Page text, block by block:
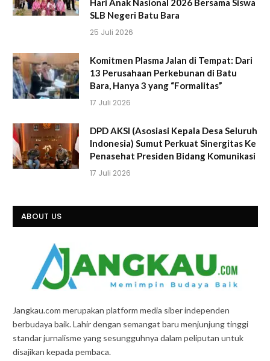
Hari Anak Nasional 2026 Bersama Siswa
SLB Negeri Batu Bara
25 Juli 2026
Komitmen Plasma Jalan di Tempat: Dari
13 Perusahaan Perkebunan di Batu
Bara, Hanya 3 yang “Formalitas”
17 Juli 2026
DPD AKSI (Asosiasi Kepala Desa Seluruh
Indonesia) Sumut Perkuat Sinergitas Ke
Penasehat Presiden Bidang Komunikasi
17 Juli 2026
ABOUT US
Jangkau.com merupakan platform media siber independen
berbudaya baik. Lahir dengan semangat baru menjunjung tinggi
standar jurnalisme yang sesungguhnya dalam peliputan untuk
disajikan kepada pembaca.